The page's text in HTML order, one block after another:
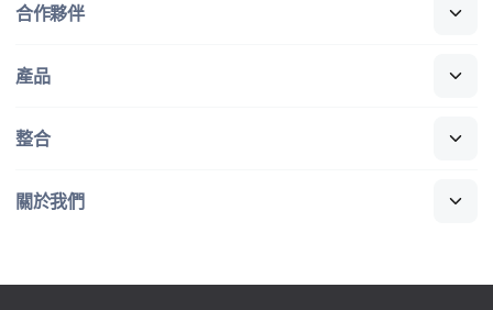
合作​夥伴
產品
整合
關於​我們